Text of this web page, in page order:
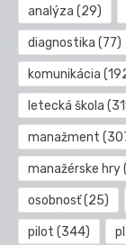
analýza (29)
diagnostika (77)
komunikácia
letecká škola
manažment
manažérske hry
osobnosť(25)
pilot (344)